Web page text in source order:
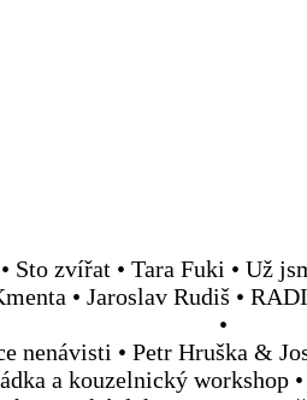
zvířat • Tara Fuki • Už
• Jaroslav Rudiš •
•
nenávisti • Petr Hruška &
a kouzelnický workshop